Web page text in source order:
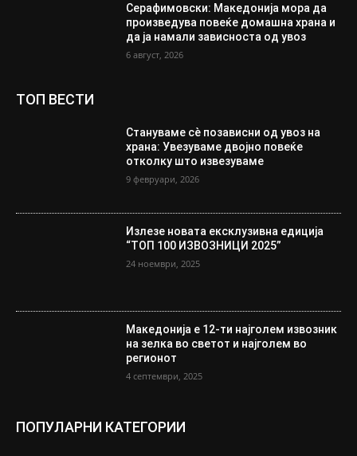
Серафимовски: Македонија мора да
произведува повеќе домашна храна и
да ја намали зависноста од увоз
6 август, 2026
ТОП ВЕСТИ
Стануваме сè позависни од увоз на
храна: Увезуваме двојно повеќе
отколку што извезуваме
9 февруари, 2026
Излезе новата ексклузивна едиција
“ТОП 100 ИЗВОЗНИЦИ 2025”
24 ноември, 2025
Македонија е 12-ти најголем извозник
на зелка во светот и најголем во
регионот
4 септември, 2025
ПОПУЛАРНИ КАТЕГОРИИ